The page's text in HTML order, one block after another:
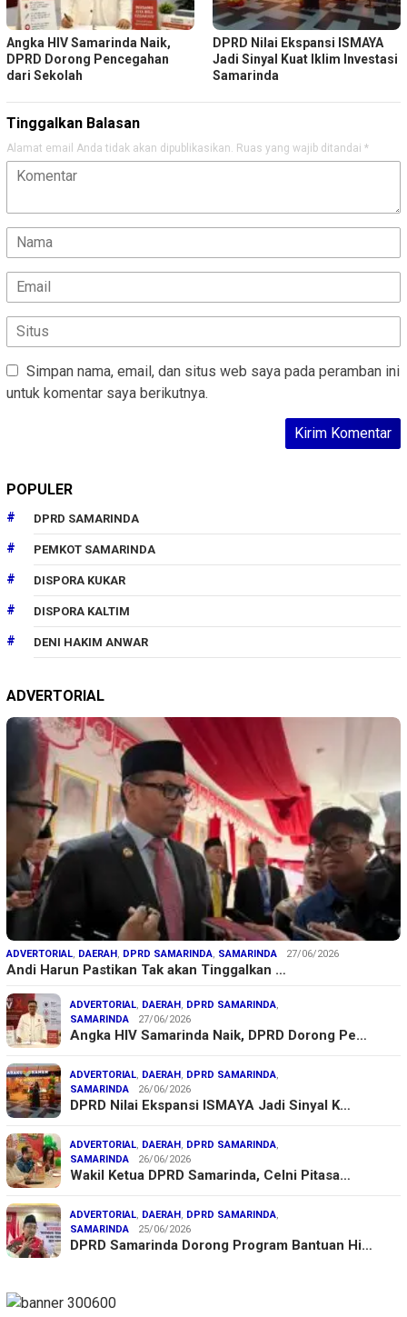
Angka HIV Samarinda Naik,
DPRD Dorong Pencegahan
dari Sekolah
DPRD Nilai Ekspansi ISMAYA
Jadi Sinyal Kuat Iklim Investasi
Samarinda
Tinggalkan Balasan
Alamat email Anda tidak akan dipublikasikan. Ruas yang wajib ditandai *
Simpan nama, email, dan situs web saya pada peramban ini
untuk komentar saya berikutnya.
POPULER
DPRD SAMARINDA
PEMKOT SAMARINDA
DISPORA KUKAR
DISPORA KALTIM
DENI HAKIM ANWAR
ADVERTORIAL
ADVERTORIAL, DAERAH, DPRD SAMARINDA, SAMARINDA 27/06/2026
Andi Harun Pastikan Tak akan Tinggalkan …
ADVERTORIAL, DAERAH, DPRD SAMARINDA,
SAMARINDA
27/06/2026
Angka HIV Samarinda Naik, DPRD Dorong Pe…
ADVERTORIAL, DAERAH, DPRD SAMARINDA,
SAMARINDA
26/06/2026
DPRD Nilai Ekspansi ISMAYA Jadi Sinyal K…
ADVERTORIAL, DAERAH, DPRD SAMARINDA,
SAMARINDA
26/06/2026
Wakil Ketua DPRD Samarinda, Celni Pitasa…
ADVERTORIAL, DAERAH, DPRD SAMARINDA,
SAMARINDA
25/06/2026
DPRD Samarinda Dorong Program Bantuan Hi…